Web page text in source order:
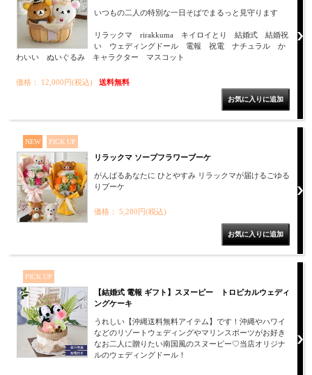
いつもの二人の特別な一日そばでまるっと見守ります
リラックマ rirakkuma キイロイとり 結婚式 結婚祝
い ウェディングドール 電報 祝電 ナチュラル か
わいい ぬいぐるみ キャラクター マスコット
価格： 12,000円(税込) 送料無料
NEW PICK UP
リラックマ ソープフラワーブーケ
がんばるあなたに ひとやすみ リラックマが届けるごゆる
りブーケ
価格： 5,280円(税込)
PICK UP
【結婚式 電報 ギフト】スヌーピー トロピカルウェディ
ングケーキ
うれしい【沖縄送料無料アイテム】です！沖縄やハワイ
などのリゾートウェディングやマリンスポーツがお好き
なお二人に贈りたい南国風のスヌーピー♡当店オリジナ
ルのウェディングドール！